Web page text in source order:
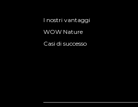
I nostri vantaggi
WOW Nature
Casi di successo